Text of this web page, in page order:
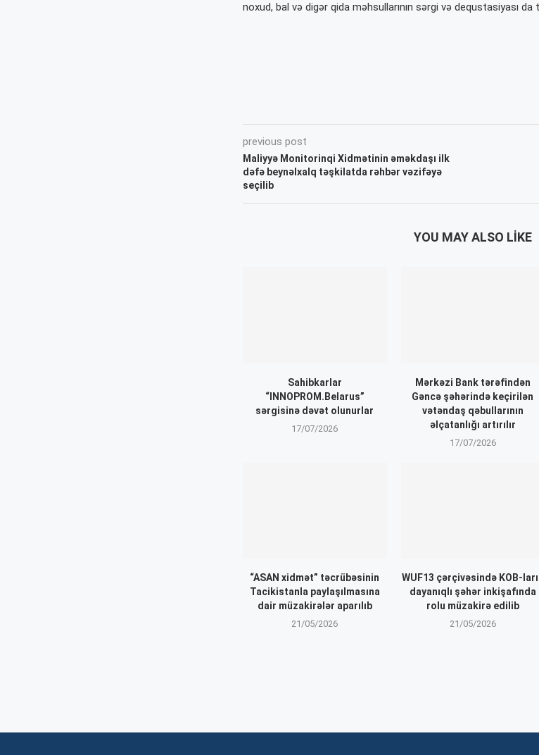
noxud, bal və digər qida məhsullarının sərgi və dequstasiyası da
previous post
Maliyyə Monitorinqi Xidmətinin əməkdaşı ilk
dəfə beynəlxalq təşkilatda rəhbər vəzifəyə
seçilib
YOU MAY ALSO LIKE
Sahibkarlar
“INNOPROM.Belarus”
sərgisinə dəvət olunurlar
17/07/2026
Mərkəzi Bank tərəfindən
Gəncə şəhərində keçirilən
vətəndaş qəbullarının
əlçatanlığı artırılır
17/07/2026
“ASAN xidmət” təcrübəsinin
Tacikistanla paylaşılmasına
dair müzakirələr aparılıb
21/05/2026
WUF13 çərçivəsində KOB-
dayanıqlı şəhər inkişafında
rolu müzakirə edilib
21/05/2026